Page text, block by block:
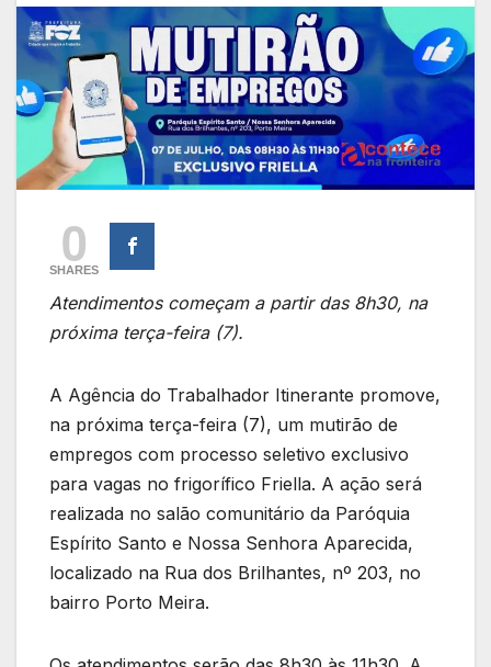
0
SHARES
Atendimentos começam a partir das 8h30, na
próxima terça-feira (7).
A Agência do Trabalhador Itinerante promove,
na próxima terça-feira (7), um mutirão de
empregos com processo seletivo exclusivo
para vagas no frigorífico Friella. A ação será
realizada no salão comunitário da Paróquia
Espírito Santo e Nossa Senhora Aparecida,
localizado na Rua dos Brilhantes, nº 203, no
bairro Porto Meira.